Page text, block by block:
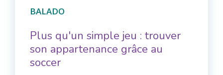
BALADO
Plus qu'un simple jeu : trouver
son appartenance grâce au
soccer